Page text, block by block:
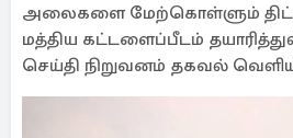
அலைகளை மேற்கொள்ளும்
மத்திய கட்டளைப்பீடம்
செய்தி நிறுவனம் தகவல்